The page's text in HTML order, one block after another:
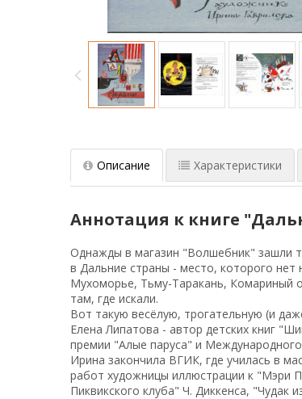
Описание Характеристики
Аннотация к книге
Однажды в магазин "Волшебник" зашли
в Дальние страны - место, которого нет
Мухоморье, Тьму-Таракань, Комариный
там, где искали.
Вот такую весёлую, трогательную (и
Елена Липатова - автор детских книг
премии "Алые паруса" и
Ирина закончила ВГИК, где училась в
работ художницы иллюстрации к "Мэри
Пиквикского клуба" Ч. Диккенса, "Чудак